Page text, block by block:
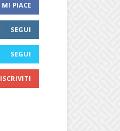
MI PIACE
SEGUI
SEGUI
ISCRIVITI